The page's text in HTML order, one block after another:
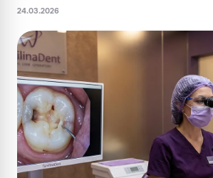
24.03.2026